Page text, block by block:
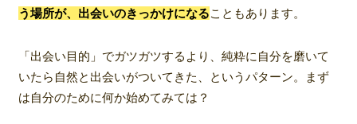
う場所が、出会いのきっかけになることもあります。
「出会い目的」でガツガツするより、純粋に自分を磨いて
いたら自然と出会いがついてきた、というパターン。まず
は自分のために何か始めてみては？